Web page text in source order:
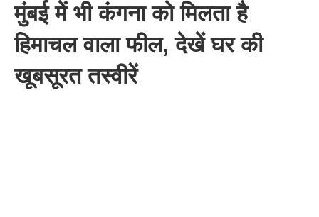
मुंबई में भी कंगना को मिलता है
हिमाचल वाला फील, देखें घर की
खूबसूरत तस्वीरें